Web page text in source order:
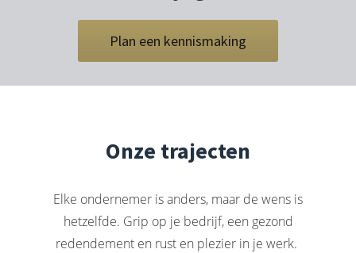
Plan een kennismaking
Onze trajecten
Elke ondernemer is anders, maar de wens is
hetzelfde. Grip op je bedrijf, een gezond
redendement en rust en plezier in je werk.